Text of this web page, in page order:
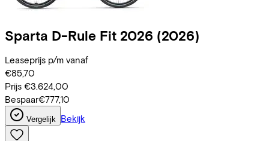
Sparta D-Rule Fit 2026 (2026)
Leaseprijs p/m vanaf
€85,70
Prijs €3.624,00
Bespaar€777,10
Vergelijk Bekijk